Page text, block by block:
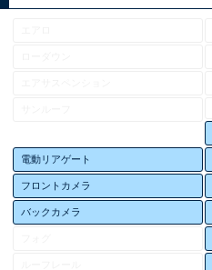
電動リアゲート
フロントカメラ
バックカメラ